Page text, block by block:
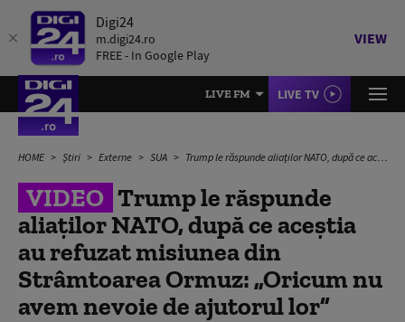
Digi24
m.digi24.ro
FREE - In Google Play
VIEW
LIVE FM LIVE TV
HOME Știri Externe SUA Trump le răspunde aliaților NATO, după ce aceștia au refuzat misiunea din Strâmtoarea Ormuz: „Oricum nu avem nevoie de ajutorul lor”
VIDEO Trump le răspunde
aliaților NATO, după ce aceștia
au refuzat misiunea din
Strâmtoarea Ormuz: „Oricum nu
avem nevoie de ajutorul lor”